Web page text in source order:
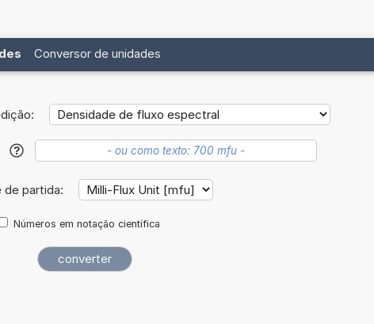
Conversor de unidades
?
de partida:
Números em notação científica